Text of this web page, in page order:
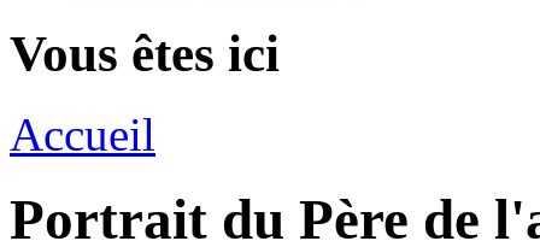
Vous êtes ici
Accueil
Portrait du Père de